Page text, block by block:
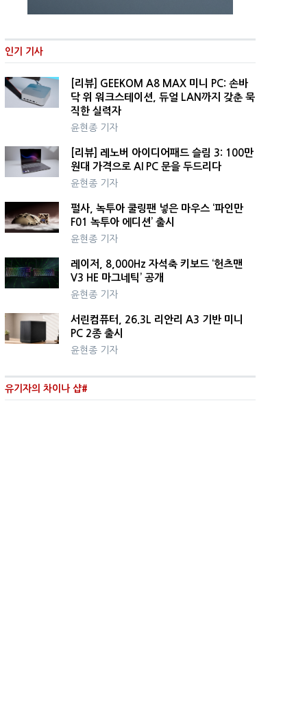
인기 기사
[리뷰] GEEKOM A8 MAX 미니 PC: 손바
닥 위 워크스테이션, 듀얼 LAN까지 갖춘 묵
직한 실력자
윤현종 기자
[리뷰] 레노버 아이디어패드 슬림 3: 100만
원대 가격으로 AI PC 문을 두드리다
윤현종 기자
펄사, 녹투아 쿨링팬 넣은 마우스 ‘파인만
F01 녹투아 에디션’ 출시
윤현종 기자
레이저, 8,000Hz 자석축 키보드 ‘헌츠맨
V3 HE 마그네틱’ 공개
윤현종 기자
서린컴퓨터, 26.3L 리안리 A3 기반 미니
PC 2종 출시
윤현종 기자
유기자의 차이나 샵#